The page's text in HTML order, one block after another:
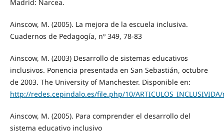
Madrid: Narcea.
Ainscow, M. (2005). La mejora de la escuela inclusiva.
Cuadernos de Pedagogía, nº 349, 78-83
Ainscow, M. (2003) Desarrollo de sistemas educativos
inclusivos. Ponencia presentada en San Sebastián, octubre
de 2003. The University of Manchester. Disponible en:
http://redes.cepindalo.es/file.php/10/
Ainscow, M. (2005). Para comprender el desarrollo del
sistema educativo inclusivo